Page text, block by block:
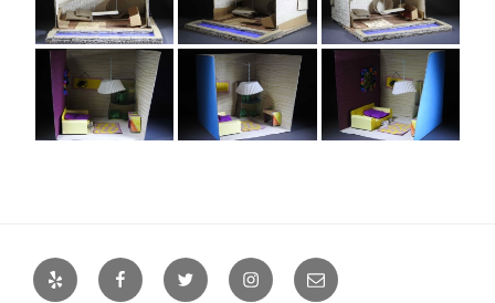
Yelp FacebookTwitter InstagramEmail